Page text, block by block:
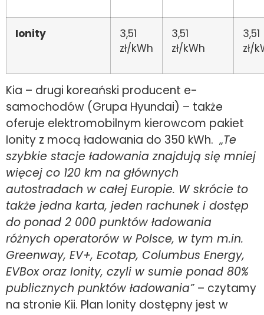
Ionity
3,51
zł/kWh
3,51
zł/kWh
3,51
zł/
Kia – drugi koreański producent e-
samochodów (Grupa Hyundai) – także
oferuje elektromobilnym kierowcom pakiet
Ionity z mocą ładowania do 350 kWh. „Te
szybkie stacje ładowania znajdują się mniej
więcej co 120 km na głównych
autostradach w całej Europie. W skrócie to
także jedna karta, jeden rachunek i dostęp
do ponad 2 000 punktów ładowania
różnych operatorów w Polsce, w tym m.in.
Greenway, EV+, Ecotap, Columbus Energy,
EVBox oraz Ionity, czyli w sumie ponad 80%
publicznych punktów ładowania”– czytamy
na stronie Kii. Plan Ionity dostępny jest w